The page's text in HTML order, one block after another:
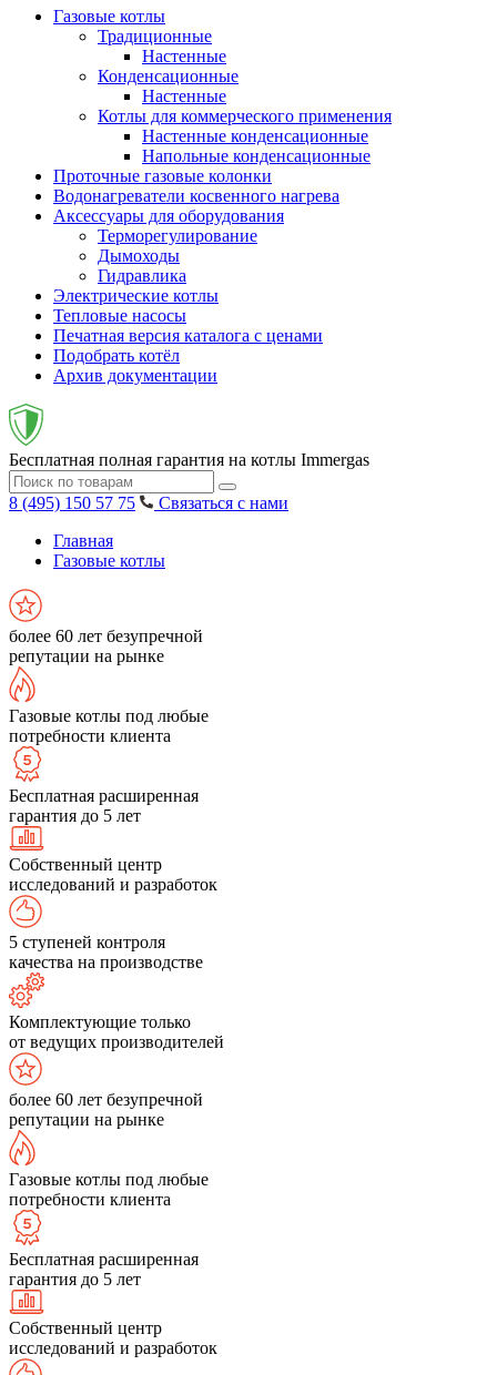
Газовые котлы
Традиционные
Настенные
Конденсационные
Настенные
Котлы для коммерческого применения
Настенные конденсационные
Напольные конденсационные
Проточные газовые колонки
Водонагреватели косвенного нагрева
Аксессуары для оборудования
Терморегулирование
Дымоходы
Гидравлика
Электрические котлы
Тепловые насосы
Печатная версия каталога с ценами
Подобрать котёл
Архив документации
Бесплатная полная гарантия на котлы Immergas
8 (495) 150 57 75
Связаться с нами
Главная
Газовые котлы
более 60 лет безупречной
репутации на рынке
Газовые котлы под любые
потребности клиента
Бесплатная расширенная
гарантия до 5 лет
Собственный центр
исследований и разработок
5 ступеней контроля
качества на производстве
Комплектующие только
от ведущих производителей
более 60 лет безупречной
репутации на рынке
Газовые котлы под любые
потребности клиента
Бесплатная расширенная
гарантия до 5 лет
Собственный центр
исследований и разработок